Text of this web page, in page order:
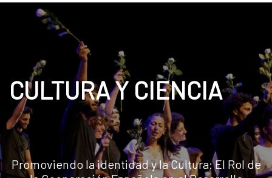
CULTURA Y CIENCIA
Promoviendo la identidad y la Cultura: El Rol de